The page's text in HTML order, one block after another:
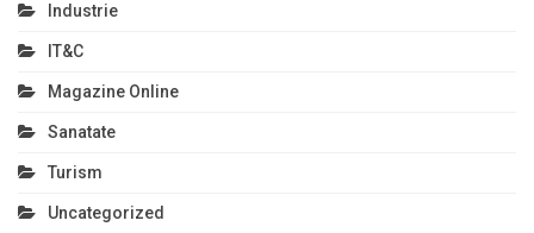
Industrie
IT&C
Magazine Online
Sanatate
Turism
Uncategorized